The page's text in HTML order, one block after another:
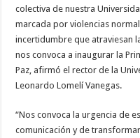
colectiva de nuestra
marcada por violencias
incertidumbre que atraviesan
nos convoca a inaugurar la
Paz, afirmó el rector de la
Leonardo Lomelí Vanegas.
“Nos convoca la urgencia de
comunicación y de